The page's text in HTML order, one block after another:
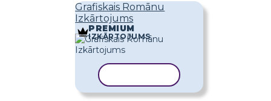
Grafiskais Romānu
Izkārtojums
PREMIUM
IZKĀRTOJUMS